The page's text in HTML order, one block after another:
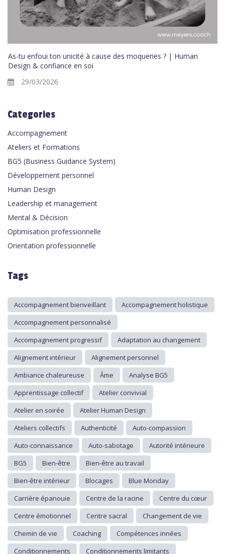
As-tu enfoui ton unicité à cause des moqueries ? | Human
Design & confiance en soi
29/03/2026
Categories
Accompagnement
Ateliers et Formations
BG5 (Business Guidance System)
Développement personnel
Human Design
Leadership et management
Mental & Décision
Optimisation professionnelle
Orientation professionnelle
Tags
Accompagnement bienveillant
Accompagnement holistique
Accompagnement personnalisé
Accompagnement progressif
Adaptation au changement
Alignement intérieur
Alignement personnel
Ambiance chaleureuse
Âme
Analyse BG5
Apprentissage collectif
Atelier convivial
Atelier en soirée
Atelier Human Design
Ateliers collectifs
Authenticité
Auto-compassion
Auto-connaissance
Auto-sabotage
Autorité intérieure
BG5
Bien-être
Bien-être au travail
Bien-être intérieur
Blocages
Blue Monday
Carrière épanouie
Centre de la racine
Centre du cœur
Centre émotionnel
Centre sacral
Changement de vie
Chemin de vie
Coaching
Compétences innées
Conditionnements
Conditionnements limitants